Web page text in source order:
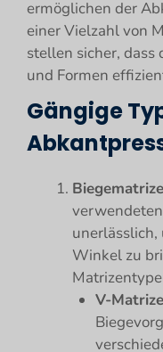
ermöglichen der
einer Vielzahl von
stellen sicher,
und Formen
Gängige
Winkel zu
V-